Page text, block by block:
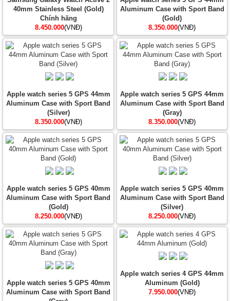
40mm Stainless Steel (Gold)
Chính hãng
8.450.000(VNĐ)
Aluminum Case with Sport Band
(Gold)
8.350.000(VNĐ)
Apple watch series 5 GPS 44mm
Aluminum Case with Sport Band
(Silver)
8.350.000(VNĐ)
Apple watch series 5 GPS 44mm
Aluminum Case with Sport Band
(Gray)
8.350.000(VNĐ)
Apple watch series 5 GPS 40mm
Aluminum Case with Sport Band
(Gold)
8.250.000(VNĐ)
Apple watch series 5 GPS 40mm
Aluminum Case with Sport Band
(Silver)
8.250.000(VNĐ)
Apple watch series 5 GPS 40mm
Aluminum Case with Sport Band
Apple watch series 4 GPS 44mm
Aluminum (Gold)
7.950.000(VNĐ)